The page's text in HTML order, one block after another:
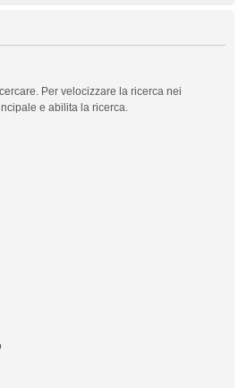
Per velocizzare la ricerca nei
e abilita la ricerca.